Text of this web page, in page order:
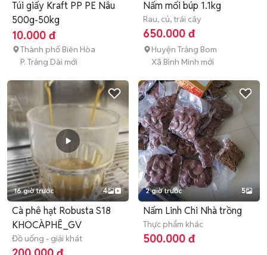
Túi giấy Kraft PP PE Nâu
500g-50kg
10.000 đ
Thành phố Biên Hòa
P. Trảng Dài mới
Nấm mối búp 1.1kg
Rau, củ, trái cây
650.000 đ
Huyện Trảng Bom
Xã Bình Minh mới
16 giờ trước 4
Cà phê hạt Robusta S18
KHOCÀPHÊ_GV
Đồ uống - giải khát
2 giờ trước 5
Nấm Linh Chi Nhà trồng
Thực phẩm khác
500.000 đ